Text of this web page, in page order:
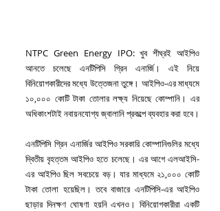
NTPC Green Energy IPO: খুব শীঘ্রই আইপিও
আনতে চলেছে এনটিপিসি গ্রিন এনার্জি। এই নিয়ে
বিনিয়োগকারীদের মধ্যে উত্তেজনা তুঙ্গে। আইপিও-এর মাধ্যমে
১০,০০০ কোটি টাকা তোলার লক্ষ্য নিয়েছে কোম্পানি। এর
অধিকাংশটাই নবায়নযোগ্য জ্বালানি প্রকল্পে ব্যবহার করা হবে।
এনটিপিসি গ্রিন এনার্জির আইপিও সরকারি কোম্পানিগুলির মধ্যে
দ্বিতীয় বৃহত্তম আইপিও হতে চলেছে। এর আগে এলআইসি-
এর আইপিও ছিল সবচেয়ে বড়। যার মাধ্যমে ২১,০০০ কোটি
টাকা তোলা হয়েছিল। তবে বাজারে এনটিপিসি-এর আইপিও
ছাড়ার দিনক্ষণ ঘোষণা হয়নি এখনও। বিনিয়োগকারীরা একটি